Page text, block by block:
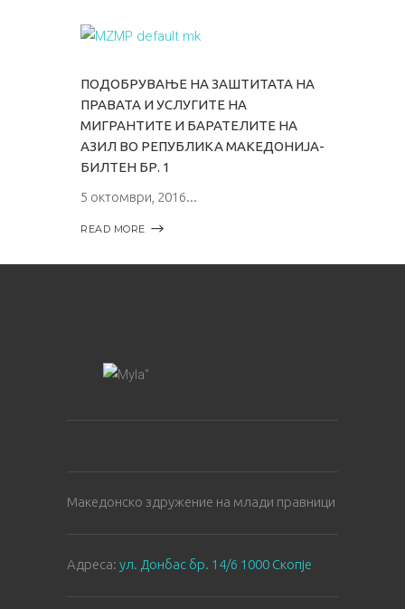
ПОДОБРУВАЊЕ НА ЗАШТИТАТА НА
ПРАВАТА И УСЛУГИТЕ НА
МИГРАНТИТЕ И БАРАТЕЛИТЕ НА
АЗИЛ ВО РЕПУБЛИКА МАКЕДОНИЈА-
БИЛТЕН БР. 1
5 октомври, 2016
READ MORE
Македонско здружение на млади правници
Aдреса: ул. Донбас бр. 14/6 1000 Скопје